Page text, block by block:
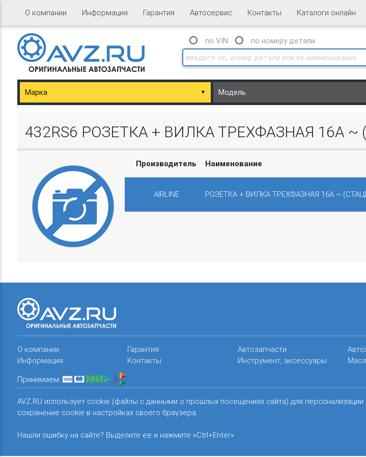
О компании Информация Гарантия Автосервис Контакты Каталоги онлайн
Basket.php
по VIN
по номеру детали
▼
432RS6 РОЗЕТКА + ВИЛКА ТРЕХФАЗНАЯ 16А
Производитель Наименование
AIRLINE РОЗЕТКА + ВИЛКА ТРЕХФАЗНАЯ 16А ~
О компании
Информация
Гарантия
Контакты
Автозапчасти
Инструмент, аксессуары
Принимаем:
AVZ.RU использует cookie (файлы с данными о прошлых посещениях сайта) для
сохранение cookie в настройках своего браузера.
Нашли ошибку на сайте? Выделите ее и нажмите «Ctrl+Enter»